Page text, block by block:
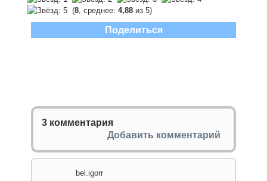
(8, среднее:4,88 из 5)
Поделиться
3 комментария
Добавить комментарий
bel.igorr